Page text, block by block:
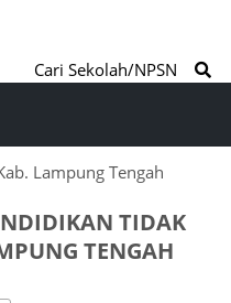
Cari Sekolah/NPSN
Lampung Tengah
TIDAK
TENGAH